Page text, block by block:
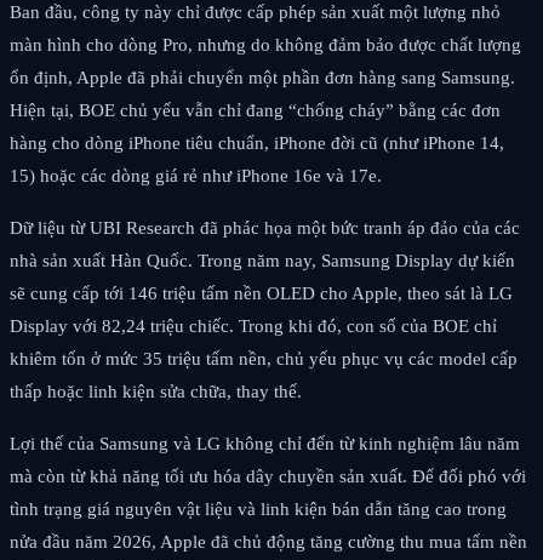
Ban đầu, công ty này chỉ được cấp phép sản xuất một lượng nhỏ
màn hình cho dòng Pro, nhưng do không đảm bảo được chất lượng
ổn định, Apple đã phải chuyển một phần đơn hàng sang Samsung.
Hiện tại, BOE chủ yếu vẫn chỉ đang “chống cháy” bằng các đơn
hàng cho dòng iPhone tiêu chuẩn, iPhone đời cũ (như iPhone 14,
15) hoặc các dòng giá rẻ như iPhone 16e và 17e.
Dữ liệu từ UBI Research đã phác họa một bức tranh áp đảo của các
nhà sản xuất Hàn Quốc. Trong năm nay, Samsung Display dự kiến
sẽ cung cấp tới 146 triệu tấm nền OLED cho Apple, theo sát là LG
Display với 82,24 triệu chiếc. Trong khi đó, con số của BOE chỉ
khiêm tốn ở mức 35 triệu tấm nền, chủ yếu phục vụ các model cấp
thấp hoặc linh kiện sửa chữa, thay thế.
Lợi thế của Samsung và LG không chỉ đến từ kinh nghiệm lâu năm
mà còn từ khả năng tối ưu hóa dây chuyền sản xuất. Để đối phó với
tình trạng giá nguyên vật liệu và linh kiện bán dẫn tăng cao trong
nửa đầu năm 2026, Apple đã chủ động tăng cường thu mua tấm nền